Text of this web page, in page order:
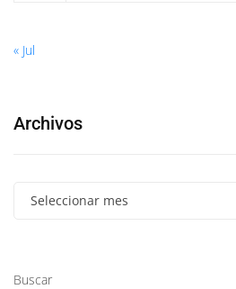
« Jul
Archivos
Seleccionar mes
Buscar